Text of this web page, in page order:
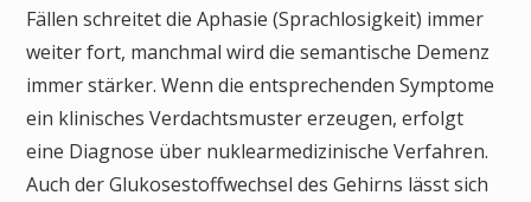
Fällen schreitet die Aphasie (Sprachlosigkeit) immer
weiter fort, manchmal wird die semantische Demenz
immer stärker. Wenn die entsprechenden Symptome
ein klinisches Verdachtsmuster erzeugen, erfolgt
eine Diagnose über nuklearmedizinische Verfahren.
Auch der Glukosestoffwechsel des Gehirns lässt sich